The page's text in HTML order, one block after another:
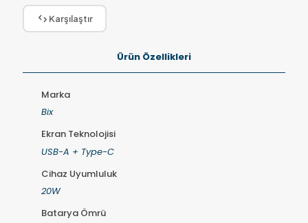
Karşılaştır
Ürün Özellikleri
Marka
Bix
Ekran Teknolojisi
USB-A + Type-C
Cihaz Uyumluluk
20W
Batarya Ömrü